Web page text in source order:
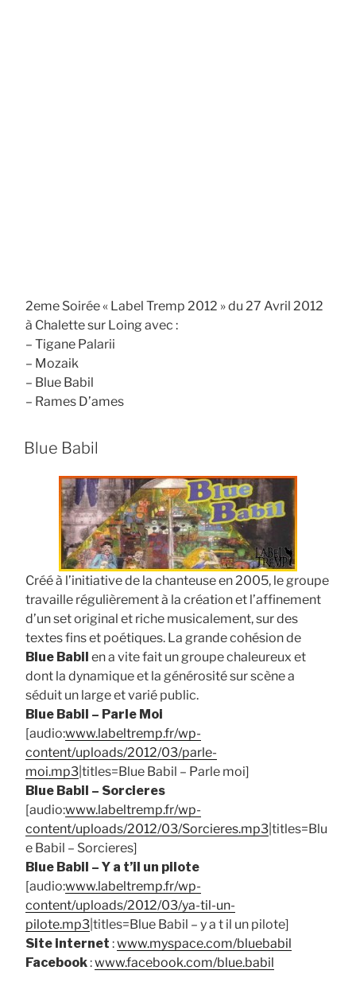
2eme Soirée « Label Tremp 2012 » du 27 Avril 2012
à Chalette sur Loing avec :
– Tigane Palarii
– Mozaik
– Blue Babil
– Rames D’ames
Blue Babil
Créé à l’initiative de la chanteuse en 2005, le groupe
travaille régulièrement à la création et l’affinement
d’un set original et riche musicalement, sur des
textes fins et poétiques. La grande cohésion de
Blue Babil en a vite fait un groupe chaleureux et
dont la dynamique et la générosité sur scène a
séduit un large et varié public.
Blue Babil – Parle Moi
[audio:www.labeltremp.fr/wp-
content/uploads/2012/03/parle-
moi.mp3 |titles=Blue Babil – Parle moi]
Blue Babil – Sorcieres
[audio:www.labeltremp.fr/wp-
content/uploads/2012/03/Sorcieres.mp3 |titles=Blu
e Babil – Sorcieres]
Blue Babil – Y a t’il un pilote
[audio:www.labeltremp.fr/wp-
content/uploads/2012/03/ya-til-un-
pilote.mp3 |titles=Blue Babil – y a t il un pilote]
Site internet :www.myspace.com/bluebabil
Facebook:www.facebook.com/blue.babil